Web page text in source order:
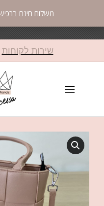
משלוח חינם ברכישה
שירות לקוחות